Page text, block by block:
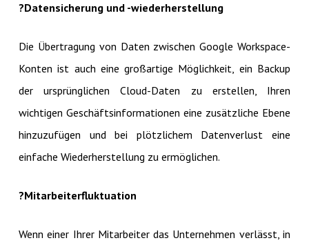
?Datensicherung und -wiederherstellung
Die Übertragung von Daten zwischen Google Workspace-
Konten ist auch eine großartige Möglichkeit, ein Backup
der ursprünglichen Cloud-Daten zu erstellen, Ihren
wichtigen Geschäftsinformationen eine zusätzliche Ebene
hinzuzufügen und bei plötzlichem Datenverlust eine
einfache Wiederherstellung zu ermöglichen.
?Mitarbeiterfluktuation
Wenn einer Ihrer Mitarbeiter das Unternehmen verlässt, in